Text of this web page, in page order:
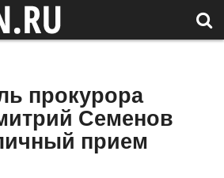
прокурора
Семенов
прием